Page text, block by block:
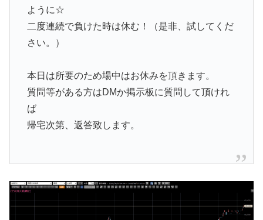
ように☆
二度連続で負けた時は休む！（是非、試してくだ
さい。）
本日は所要のため場中はお休みを頂きます。
質問等がある方はDMか掲示板に質問して頂けれ
ば
帰宅次第、返答致します。